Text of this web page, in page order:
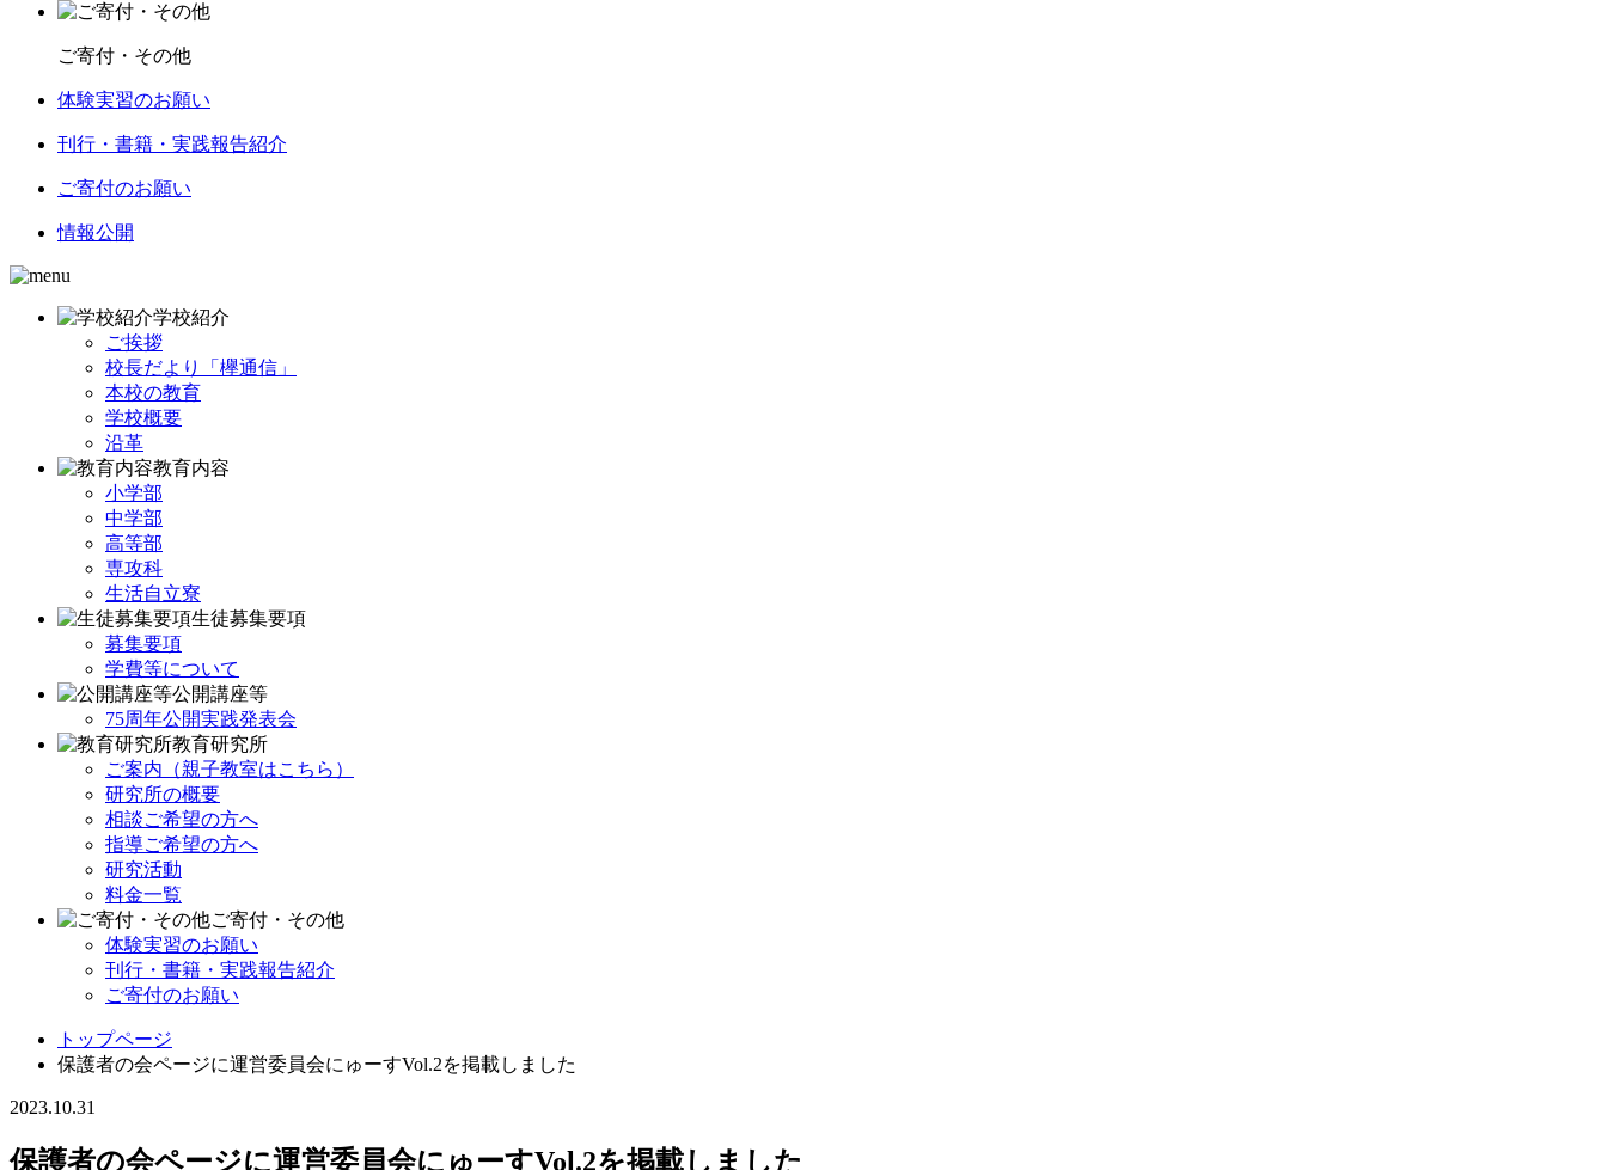
ご寄付・その他
体験実習のお願い
刊行・書籍・実践報告紹介
ご寄付のお願い
情報公開
学校紹介
ご挨拶
校長だより「欅通信」
本校の教育
学校概要
沿革
教育内容
小学部
中学部
高等部
専攻科
生活自立寮
生徒募集要項
募集要項
学費等について
公開講座等
75周年公開実践発表会
教育研究所
ご案内（親子教室はこちら）
研究所の概要
相談ご希望の方へ
指導ご希望の方へ
研究活動
料金一覧
ご寄付・その他
体験実習のお願い
刊行・書籍・実践報告紹介
ご寄付のお願い
トップページ
保護者の会ページに運営委員会にゅーすVol.2を掲載しました
2023.10.31
保護者の会ページに運営委員会にゅーすVol.2を掲載しました